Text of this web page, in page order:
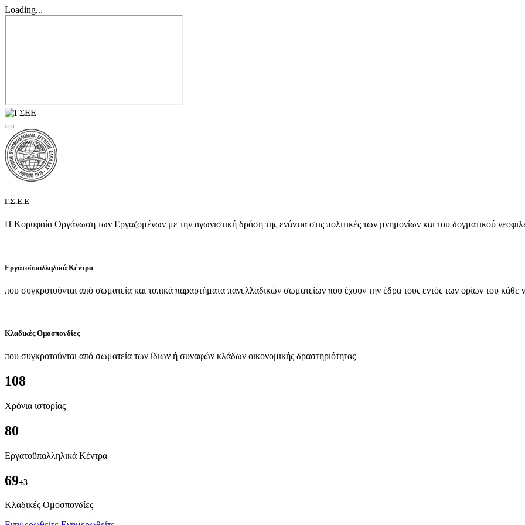
Loading...
Γ.Σ.Ε.Ε
Η Κορυφαία Οργάνωση των Εργαζομένων με την αγωνιστική δράση της ενάντια στις πολιτικές των μνημονίων και του δογματικού
Εργατοϋπαλληλικά Κέντρα
που συγκροτούνται από σωματεία και τοπικά παραρτήματα πανελλαδικών σωματείων που έχουν την έδρα τους εντός των ορίων του κάθε
Κλαδικές Ομοσπονδίες
που συγκροτούνται από σωματεία των ίδιων ή συναφών κλάδων οικονομικής δραστηριότητας
108
Χρόνια ιστορίας
80
Εργατοϋπαλληλικά Κέντρα
69+3
Kλαδικές Ομοσπονδίες